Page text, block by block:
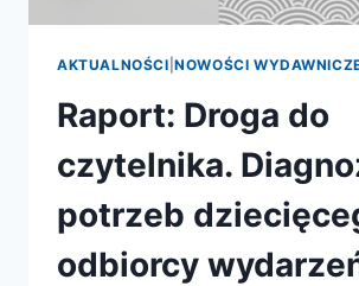
AKTUALNOŚCI |NOWOŚCI
Raport: Droga do
czytelnika.
potrzeb
odbiorcy